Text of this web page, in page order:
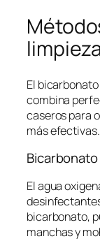
El
combina
caseros para
más efectivas.
El agua
bicarbonato,
manchas y